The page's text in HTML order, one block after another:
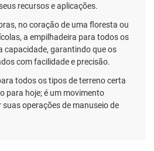
recursos e aplicações.
no coração de uma floresta ou
a empilhadeira para todos os
capacidade, garantindo que os
com facilidade e precisão.
todos os tipos de terreno certa
para hoje; é um movimento
operações de manuseio de